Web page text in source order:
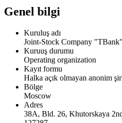
Genel bilgi
Kuruluş adı
Joint-Stock Company "TBank"
Kuruuş durumu
Operating organization
Kayıt formu
Halka açık olmayan anonim
Bölge
Moscow
Adres
38A, Bld. 26, Khutorskaya